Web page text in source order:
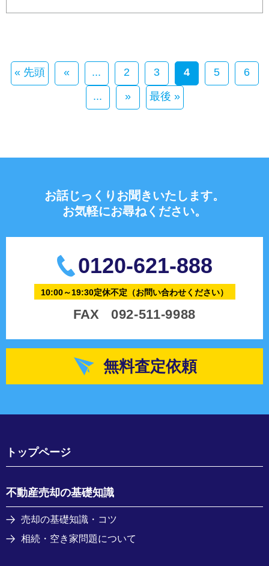
« 先頭 « ... 2 3 4 5
6
...
» 最後 »
お話じっくりお聞きいたします。
お気軽にお尋ねください。
0120-621-888
10:00～19:30定休不定 （お問い合わせください）
FAX 092-511-9988
無料査定依頼
トップページ
不動産売却の基礎知識
売却の基礎知識・コツ
相続・空き家問題について